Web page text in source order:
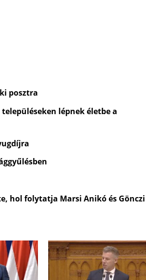
posztra
lépnek életbe a
hol folytatja Marsi Anikó és Gönczi